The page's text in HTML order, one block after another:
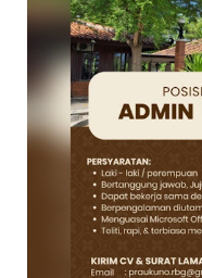
SURAT LAMARAN
RIWAYAT HIDUP